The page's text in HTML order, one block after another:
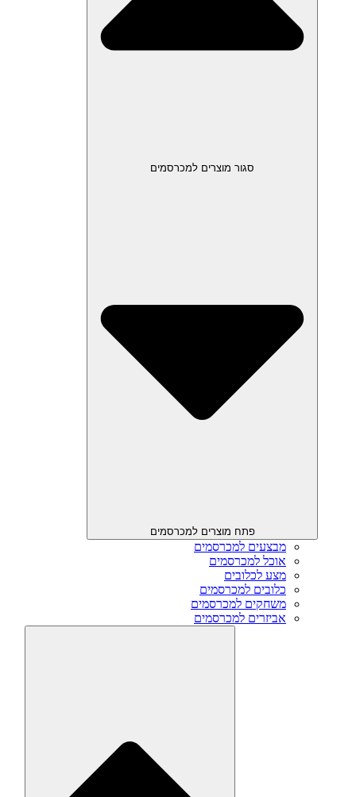
סגור מוצרים למכרסמים
פתח מוצרים למכרסמים
מבצעים למכרסמים
אוכל למכרסמים
מצע לכלובים
כלובים למכרסמים
משחקים למכרסמים
אביזרים למכרסמים